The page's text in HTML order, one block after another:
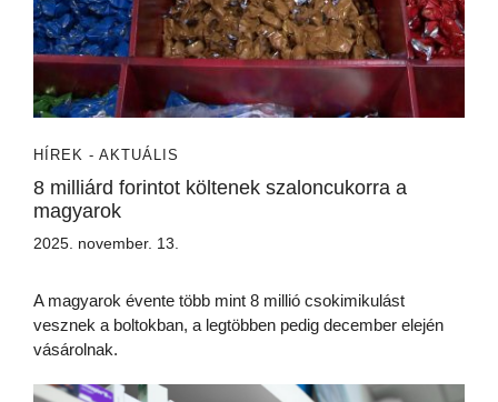
HÍREK - AKTUÁLIS
8 milliárd forintot költenek szaloncukorra a
magyarok
2025. november. 13.
A magyarok évente több mint 8 millió csokimikulást
vesznek a boltokban, a legtöbben pedig december elején
vásárolnak.